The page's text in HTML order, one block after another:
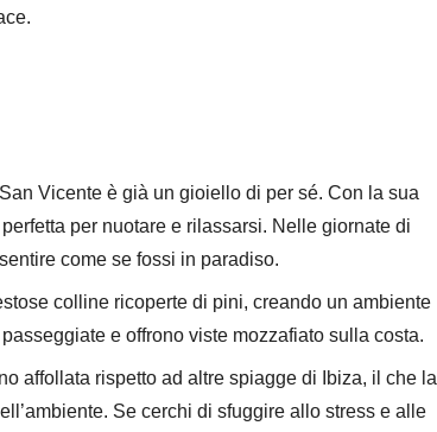
Vicente è già un gioiello di per sé. Con la sua
per nuotare e rilassarsi. Nelle giornate di
come se fossi in paradiso.
colline ricoperte di pini, creando un ambiente
e offrono viste mozzafiato sulla costa.
affollata rispetto ad altre spiagge di Ibiza, il che la
Se cerchi di sfuggire allo stress e alle